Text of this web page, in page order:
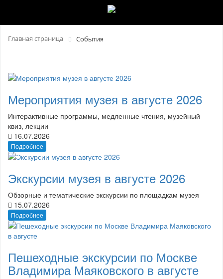
Главная страница События
Мероприятия музея в августе 2026
Интерактивные программы, медленные чтения, музейный
квиз, лекции
16.07.2026
Подробнее
Экскурсии музея в августе 2026
Обзорные и тематические экскурсии по площадкам музея
15.07.2026
Подробнее
Пешеходные экскурсии по Москве
Владимира Маяковского в августе